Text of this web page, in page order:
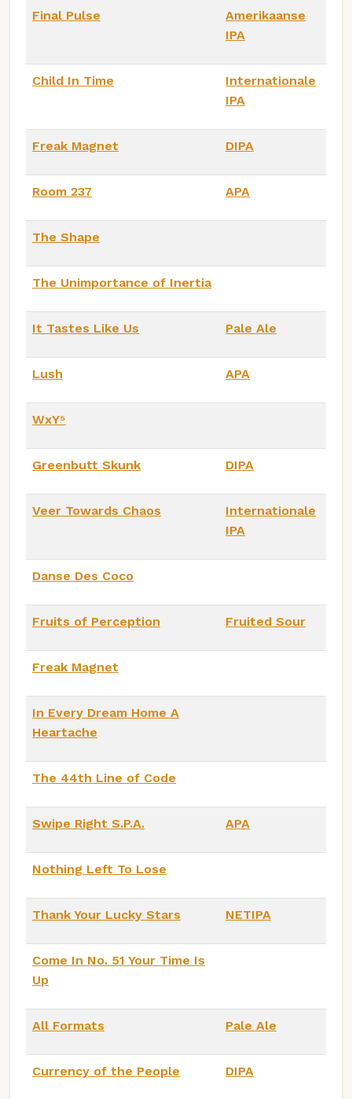
Final Pulse
Amerikaanse
IPA
Child In Time
Internationale
IPA
Freak Magnet DIPA
Room 237 APA
The Shape
The Unimportance of Inertia
It Tastes Like Us Pale Ale
Lush APA
WxY⁵
Greenbutt Skunk DIPA
Veer Towards Chaos
Internationale
IPA
Danse Des Coco
Fruits of Perception Fruited Sour
Freak Magnet
In Every Dream Home A
Heartache
The 44th Line of Code
Swipe Right S.P.A. APA
Nothing Left To Lose
Thank Your Lucky Stars NETIPA
Come In No. 51 Your Time Is
Up
All Formats Pale Ale
Currency of the People DIPA